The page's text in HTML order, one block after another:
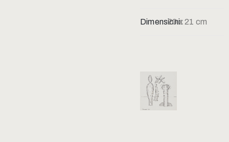
Dimensioni:20 x 21 cm